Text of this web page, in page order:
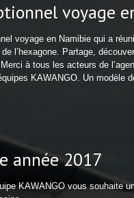
voyage
voyage en Namibie qui a
l’hexagone. Partage,
à tous les acteurs de
KAWANGO. Un modèle
année 2017
KAWANGO vous souhaite